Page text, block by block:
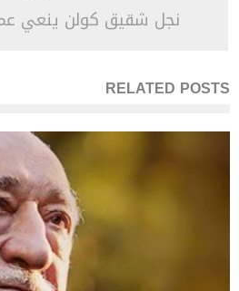
نجل شقيق كولن ينعي
RELATED POSTS